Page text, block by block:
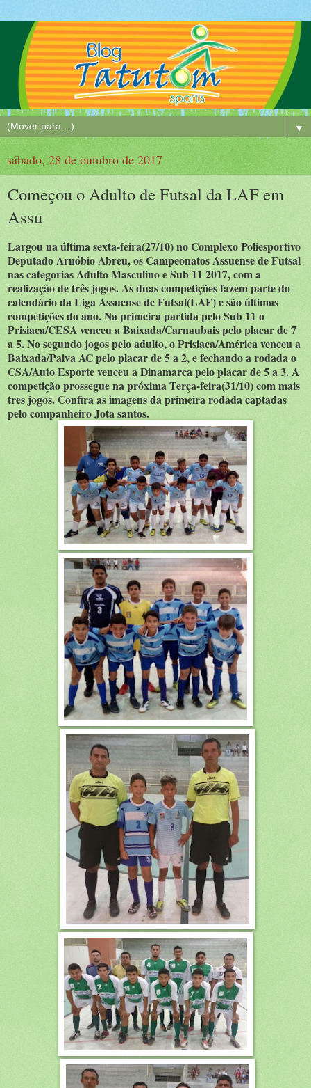
▼
sábado, 28 de outubro de 2017
Começou o Adulto de Futsal da LAF em
Assu
Largou na última sexta-feira(27/10) no Complexo Poliesportivo
Deputado Arnóbio Abreu, os Campeonatos Assuense de Futsal
nas categorias Adulto Masculino e Sub 11 2017, com a
realização de três jogos. As duas competições fazem parte do
calendário da Liga Assuense de Futsal(LAF) e são últimas
competições do ano. Na primeira partida pelo Sub 11 o
Prisiaca/CESA venceu a Baixada/Carnaubais pelo placar de 7
a 5. No segundo jogos pelo adulto, o Prisiaca/América venceu a
Baixada/Paiva AC pelo placar de 5 a 2, e fechando a rodada o
CSA/Auto Esporte venceu a Dinamarca pelo placar de 5 a 3. A
competição prossegue na próxima Terça-feira(31/10) com mais
tres jogos. Confira as imagens da primeira rodada captadas
pelo companheiro Jota santos.